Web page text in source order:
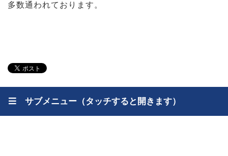
多数通われております。
サブメニュー（タッチすると開きます）